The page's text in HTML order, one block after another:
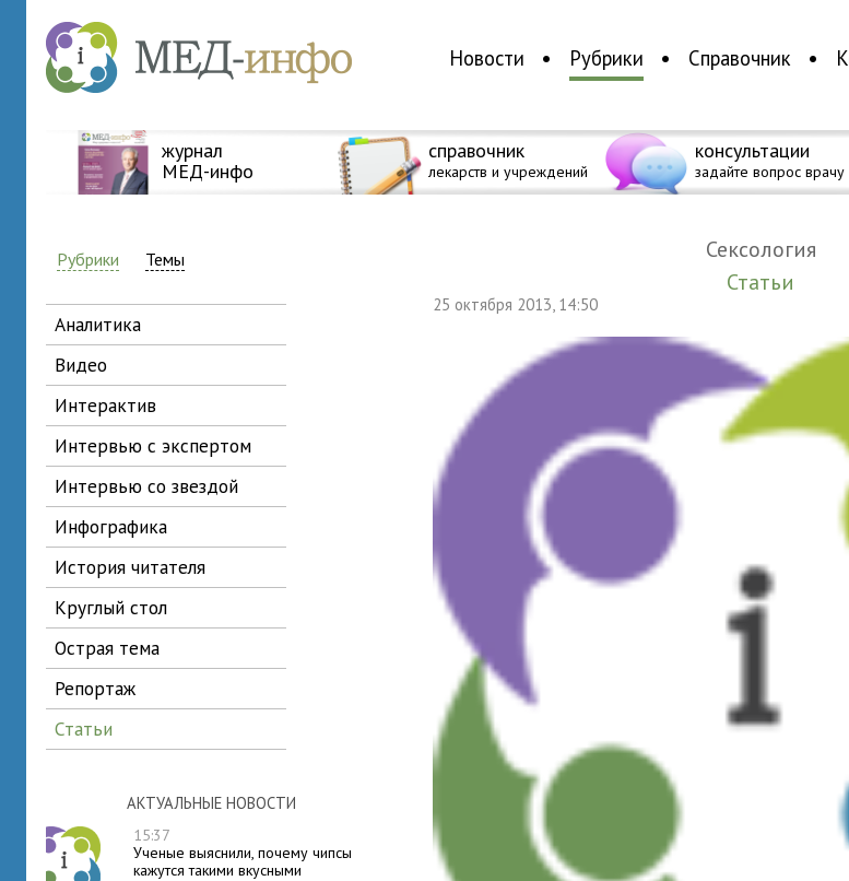
Новости Рубрики Справочник
журнал
МЕД-инфо
справочник
лекарств и учреждений
консультации
задайте вопрос врачу
Рубрики Темы
аналитика
видео
интерактив
интервью с экспертом
интервью со звездой
инфографика
история читателя
круглый стол
острая тема
репортаж
статьи
АКТУАЛЬНЫЕ НОВОСТИ
15:37
Ученые выяснили, почему чипсы
кажутся такими вкусными
Сексология
Статьи
25 октября 2013, 14:50